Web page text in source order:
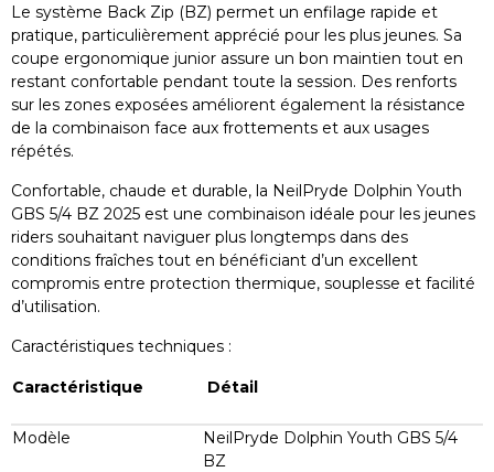
Le système Back Zip (BZ) permet un enfilage rapide et
pratique, particulièrement apprécié pour les plus jeunes. Sa
coupe ergonomique junior assure un bon maintien tout en
restant confortable pendant toute la session. Des renforts
sur les zones exposées améliorent également la résistance
de la combinaison face aux frottements et aux usages
répétés.
Confortable, chaude et durable, la NeilPryde Dolphin Youth
GBS 5/4 BZ 2025 est une combinaison idéale pour les jeunes
riders souhaitant naviguer plus longtemps dans des
conditions fraîches tout en bénéficiant d’un excellent
compromis entre protection thermique, souplesse et facilité
d’utilisation.
Caractéristiques techniques :
Caractéristique Détail
Modèle
NeilPryde Dolphin Youth GBS 5/4
BZ